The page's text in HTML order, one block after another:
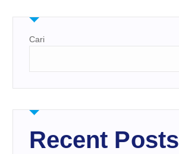
Cari
Recent Posts